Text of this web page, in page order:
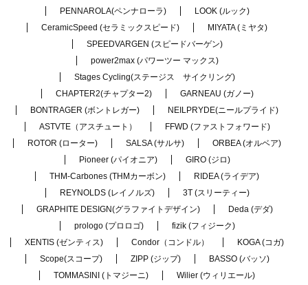
PENNAROLA(ペンナローラ)
LOOK (ルック)
CeramicSpeed (セラミックスピード)
MIYATA (ミヤタ)
SPEEDVARGEN (スピードバーゲン)
power2max (パワーツー マックス)
Stages Cycling(ステージス サイクリング)
CHAPTER2(チャプター2)
GARNEAU (ガノー)
BONTRAGER (ボントレガー)
NEILPRYDE(ニールプライド)
ASTVTE（アスチュート）
FFWD (ファストフォワード)
ROTOR (ローター)
SALSA (サルサ)
ORBEA (オルベア)
Pioneer (パイオニア)
GIRO (ジロ)
THM-Carbones (THMカーボン)
RIDEA (ライデア)
REYNOLDS (レイノルズ)
3T (スリーティー)
GRAPHITE DESIGN(グラファイトデザイン)
Deda (デダ)
prologo (プロロゴ)
fizik (フィジーク)
XENTIS (ゼンティス)
Condor（コンドル）
KOGA (コガ)
Scope(スコープ)
ZIPP (ジップ)
BASSO (バッソ)
TOMMASINI (トマジーニ)
Wilier (ウィリエール)